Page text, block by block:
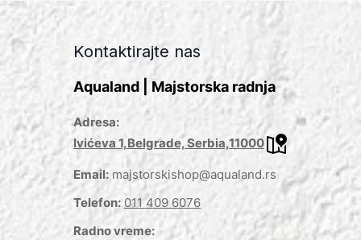
Kontaktirajte nas
Aqualand | Majstorska radnja
Adresa:
Ivićeva 1,Belgrade, Serbia,11000
Email: majstorskishop@aqualand.rs
Telefon: 011 409 6076
Radno vreme: